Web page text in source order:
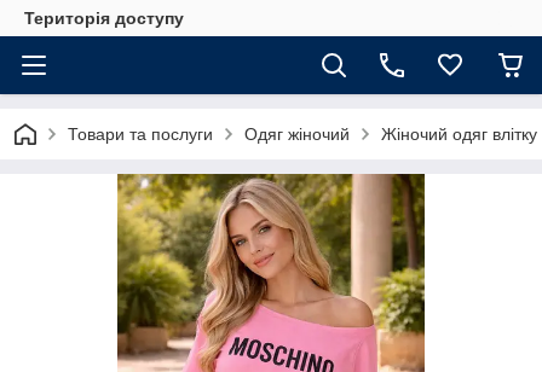
Територія доступу
Товари та послуги Одяг жіночий Жіночий одяг влітку